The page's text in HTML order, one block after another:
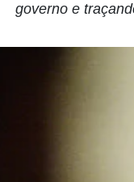
governo e